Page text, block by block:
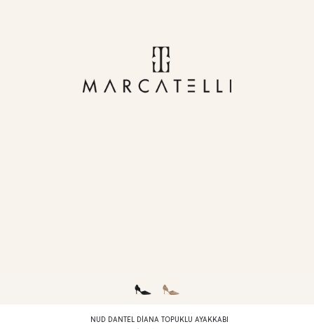
NUD DANTEL DIANA TOPUKLU AYAKKABI